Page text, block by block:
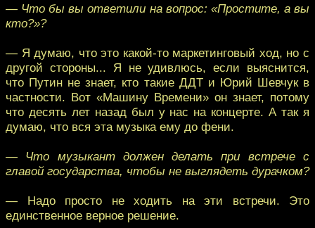
— Что бы вы ответили на вопрос: «Простите, а вы
кто?»?
— Я думаю, что это какой-то маркетинговый ход, но с
другой стороны... Я не удивлюсь, если выяснится,
что Путин не знает, кто такие ДДТ и Юрий Шевчук в
частности. Вот «Машину Времени» он знает, потому
что десять лет назад был у нас на концерте. А так я
думаю, что вся эта музыка ему до фени.
— Что музыкант должен делать при встрече с
главой государства, чтобы не выглядеть дурачком?
— Надо просто не ходить на эти встречи. Это
единственное верное решение.